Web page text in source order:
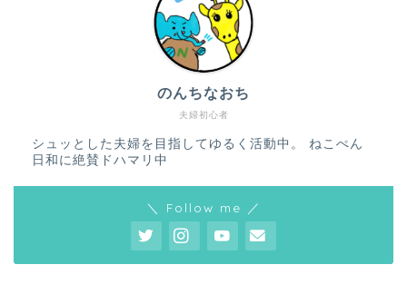
夫婦初心者
のんちなおち
シュッとした夫婦を目指してゆるく活動中。 ねこぺん
日和に絶賛ドハマリ中
＼ Follow me ／